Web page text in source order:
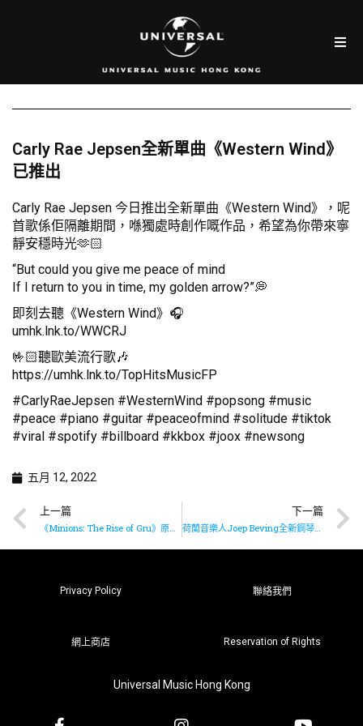
Carly Rae Jepsen全新單曲《Western Wind》
已推出
Carly Rae Jepsen 今日推出全新單曲《Western Wind》，呢
首歌係佢隔離期間，喺獨處時創作嘅作品，希望為你帶來寧
靜安穩時光🫶🏻
“But could you give me peace of mind
If I return to you in time, my golden arrow?”💭
即刻去聽《Western Wind》🎧
umhk.lnk.to/WWCRJ
🤟🏻聽歐美流行歌🎶
https://umhk.lnk.to/TopHitsMusicFP
#CarlyRaeJepsen #WesternWind #popsong #music
#peace #piano #guitar #peaceofmind #solitude #tiktok
#viral #spotify #billboard #kkbox #joox #newsong
五月 12, 2022
上一篇
《Minions: The Rise of Gru》原聲大碟即將上架
下一篇
荷蘭音樂人Joep Beving全新鋼琴獨奏專輯《Hermetism》已推出
Privacy Policy 聯絡我們
網上商店 Reservation of Rights
Universal Music Hong Kong